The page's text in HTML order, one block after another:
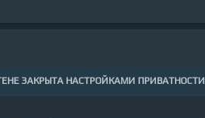
ЗАКРЫТА НАСТРОЙКАМИ ПРИВАТНОСТИ